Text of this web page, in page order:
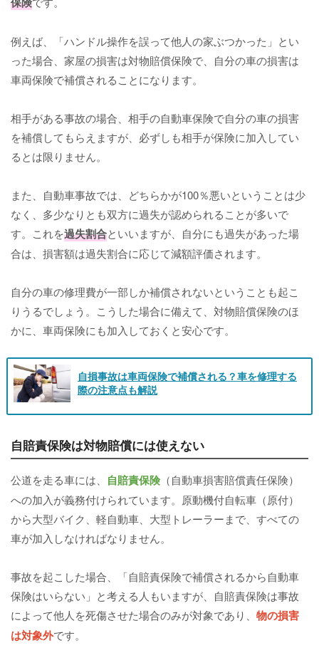
例えば、「ハンドル操作を誤って他人の家ぶつかった」とい
った場合、家屋の損害は対物賠償保険で、自分の車の損害は
車両保険で補償されることになります。
相手がある事故の場合、相手の自動車保険で自分の車の損害
を補償してもらえますが、必ずしも相手が保険に加入してい
るとは限りません。
また、自動車事故では、どちらかが100％悪いということは少
なく、多少なりとも双方に過失が認められることが多いで
す。これを過失割合といいますが、自分にも過失があった場
合は、損害額は過失割合に応じて減額評価されます。
自分の車の修理費が一部しか補償されないということも起こ
りうるでしょう。こうした場合に備えて、対物賠償保険のほ
かに、車両保険にも加入しておくと安心です。
自損事故は車両保険で補償される？車を修理する
際の注意点も解説
自賠責保険は対物賠償には使えない
公道を走る車には、 自賠責保険（自動車損害賠償責任保険）
への加入が義務付けられています。原動機付自転車（原付）
から大型バイク、軽自動車、大型トレーラーまで、すべての
車が加入しなければなりません。
事故を起こした場合、「自賠責保険で補償されるから自動車
保険はいらない」と考える人もいますが、自賠責保険は事故
によって他人を死傷させた場合のみが対象であり、 物の損害
は対象外です。